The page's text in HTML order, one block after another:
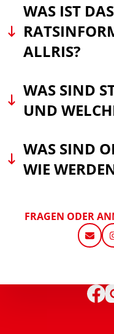
WAS IST DAS
ALLRIS?
WAS SIND
UND
WAS SIND
WIE
FRAGEN ODER